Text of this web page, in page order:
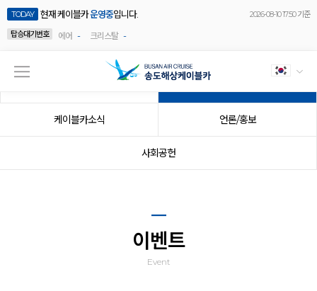
TODAY 현재 케이블카운영중입니다.
2026-08-10 17:50 기준
탑승대기번호
에어 - 크리스탈 -
케이블카소식 언론/홍보
사회공헌
이벤트
Event